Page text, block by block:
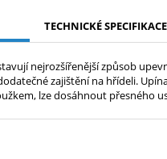
TECHNICKÉ SPECIFIKACE
nejrozšířenější způsob
zajištění na hřídeli.
lze dosáhnout přesného